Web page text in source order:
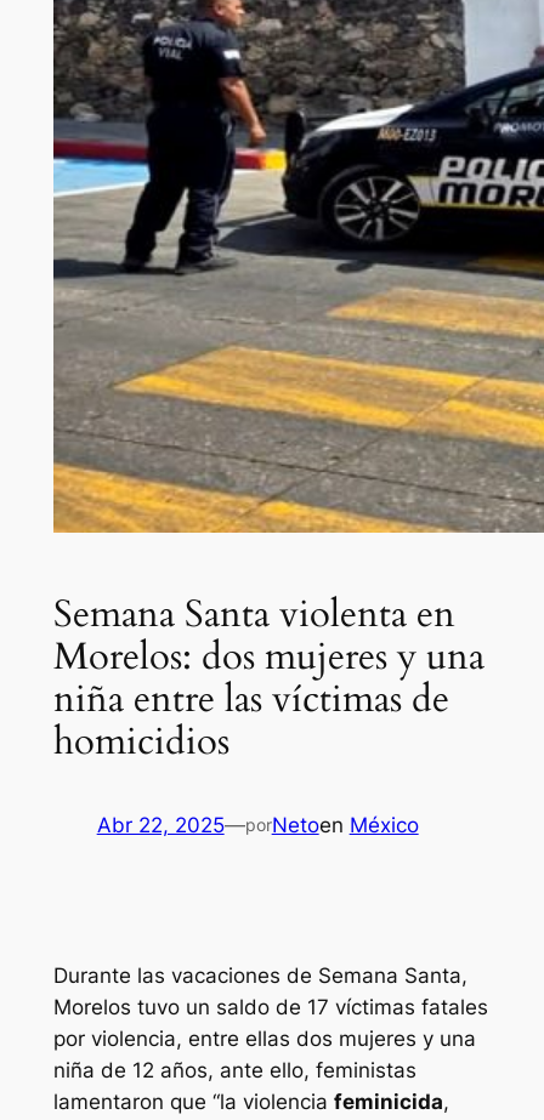
Semana Santa violenta en
Morelos: dos mujeres y una
niña entre las víctimas de
homicidios
Abr 22, 2025—porNetoen México
Durante las vacaciones de Semana Santa,
Morelos tuvo un saldo de 17 víctimas fatales
por violencia, entre ellas dos mujeres y una
niña de 12 años, ante ello, feministas
lamentaron que “la violencia feminicida,